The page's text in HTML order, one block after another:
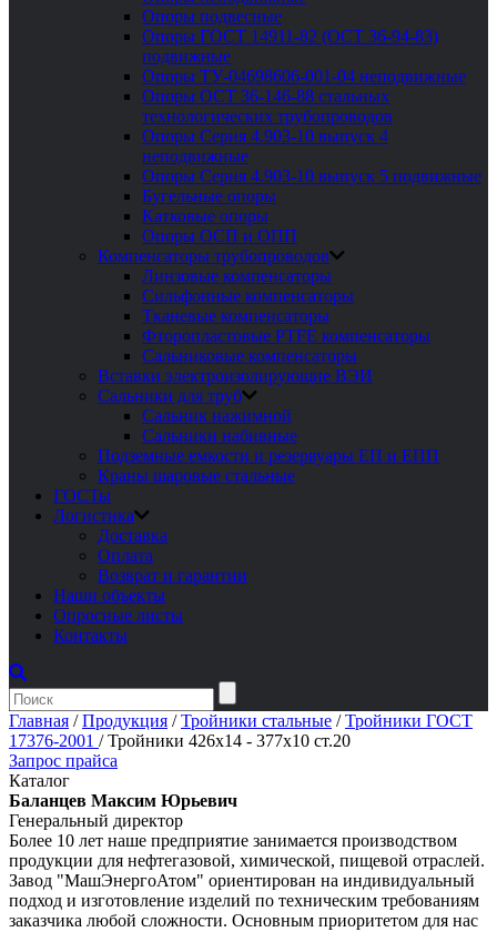
Опоры подвесные
Опоры ГОСТ 14911-82 (ОСТ 36-94-83)
подвижные
Опоры ТУ-04698606-001-04 неподвижные
Опоры ОСТ 36-146-88 стальных
технологических трубопроводов
Опоры Серия 4.903-10 выпуск 4
неподвижные
Опоры Серия 4.903-10 выпуск 5 подвижные
Бугельные опоры
Катковые опоры
Опоры ОСП и ОПП
Компенсаторы трубопроводов
Линзовые компенсаторы
Сильфонные компенсаторы
Тканевые компенсаторы
Фторопластовые PTFE компенсаторы
Сальниковые компенсаторы
Вставки электроизолирующие ВЭИ
Сальники для труб
Сальник нажимной
Сальники набивные
Подземные емкости и резервуары ЕП и ЕПП
Краны шаровые стальные
ГОСТы
Логистика
Доставка
Оплата
Возврат и гарантии
Наши объекты
Опросные листы
Контакты
Главная /Продукция /Тройники стальные /Тройники ГОСТ
17376-2001 /Тройники 426х14 - 377х10 ст.20
Запрос прайса
Каталог
Баланцев Максим Юрьевич
Генеральный директор
Более 10 лет наше предприятие занимается производством
продукции для нефтегазовой, химической, пищевой отраслей.
Завод "МашЭнергоАтом" ориентирован на индивидуальный
подход и изготовление изделий по техническим требованиям
заказчика любой сложности. Основным приоритетом для нас